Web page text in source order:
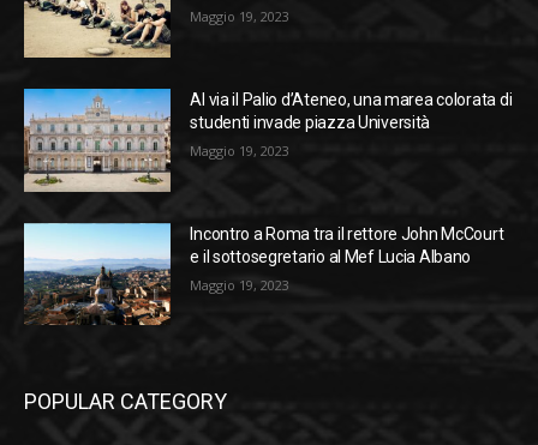
Maggio 19, 2023
Al via il Palio d’Ateneo, una marea colorata di
studenti invade piazza Università
Maggio 19, 2023
Incontro a Roma tra il rettore John McCourt
e il sottosegretario al Mef Lucia Albano
Maggio 19, 2023
POPULAR CATEGORY